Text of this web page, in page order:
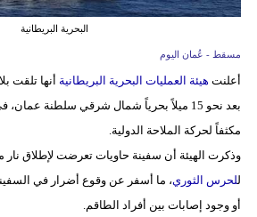
البحرية البريطانية
مسقط - عُمان اليوم
أعلنت هيئة العمليات البحرية البريطانية أنها تلقت
بعد نحو 15 ميلاً بحرياً شمال شرقي سلطنة
مكثفاً لحركة الملاحة الدولية.
وذكرت الهيئة أن سفينة حاويات تعرضت لإطلاق نار
للحرس الثوري، ما أسفر عن وقوع أضرار في
أو وجود إصابات بين أفراد الطاقم.